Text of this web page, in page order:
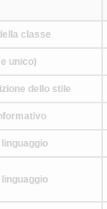
classe
unico)
dello stile